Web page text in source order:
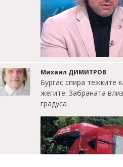
Михаил ДИМИТРОВ
Бургас спира тежките
жегите: Забраната
градуса